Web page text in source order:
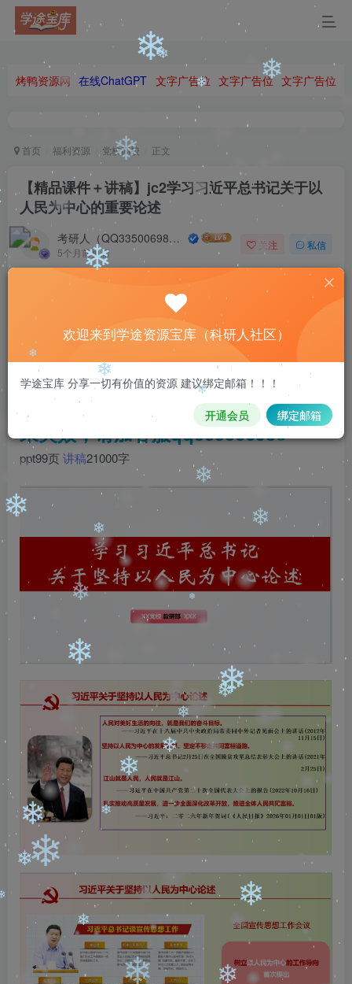
烤鸭资源网 在线ChatGPT 文字广告位 文字广告位 文字广告位
首页 福利资源 党校高校 正文
【精品课件＋讲稿】jc2学习习近平总书记关于以
人民为中心的重要论述
考研人（QQ335006980）
5个月前更新
关注 私信
208
No matter when you start, it is important not to stop after
the start.
无论你在什么时候开始，重要的是开始之后就不要停止
注意 请看本条重要信息：请先登录再
购买，购买后刷新页面即可，链接如
果失效，请加客服qq335006980
ppt99页 讲稿21000字
欢迎来到学途资源宝库（科研人社区）
学途宝库 分享一切有价值的资源 建议绑定邮箱！！！
开通会员 绑定邮箱
❄ ❄
❄
❄
❄
❄
❄
❄
❄ ❄
❄
❄
❄
❄
❄
❄
❄ ❄
❄
❄
❄
❄
❄❄